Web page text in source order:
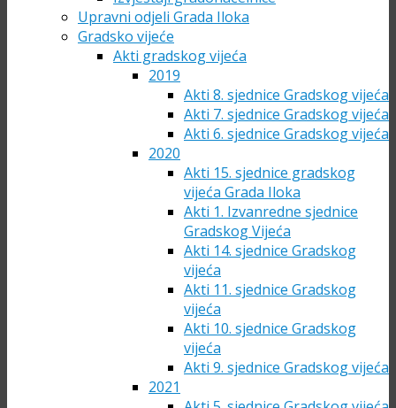
Upravni odjeli Grada Iloka
Gradsko vijeće
Akti gradskog vijeća
2019
Akti 8. sjednice Gradskog vijeća
Akti 7. sjednice Gradskog vijeća
Akti 6. sjednice Gradskog vijeća
2020
Akti 15. sjednice gradskog
vijeća Grada Iloka
Akti 1. Izvanredne sjednice
Gradskog Vijeća
Akti 14. sjednice Gradskog
vijeća
Akti 11. sjednice Gradskog
vijeća
Akti 10. sjednice Gradskog
vijeća
Akti 9. sjednice Gradskog vijeća
2021